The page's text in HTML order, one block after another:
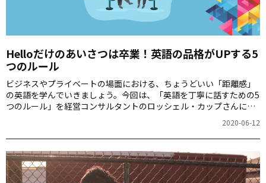
Helloだけのあいさつは卒業！英語の品格がUPする5
つのルール
ビジネスやプライベートの場面における、ちょうどいい「距離感」
の英語を学んでいきましょう。今回は、「英語を丁寧に話すための5
つのルール」を経営コンサルタントのロッシェル・カップさんに教
2020-06-12